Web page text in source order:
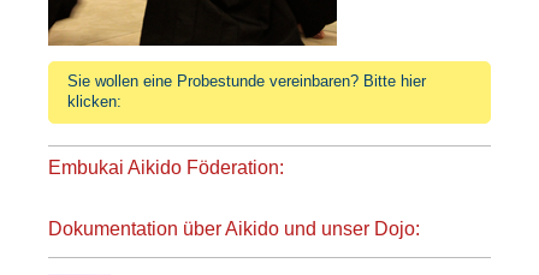
Sie wollen eine Probestunde vereinbaren? Bitte hier
klicken:
Embukai Aikido Föderation:
Dokumentation über Aikido und unser Dojo: